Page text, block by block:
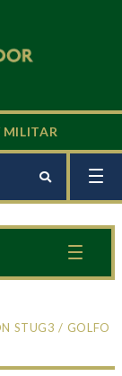
MILITAR
STUG3 / GOLFO